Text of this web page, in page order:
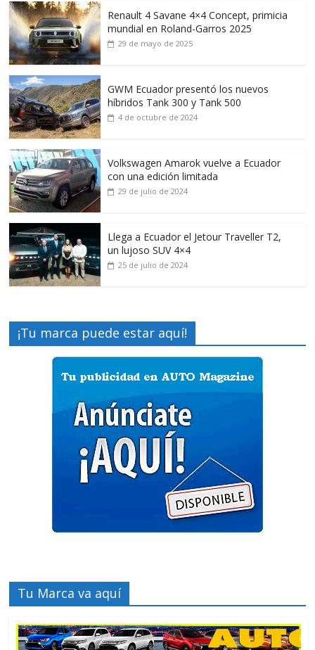
Renault 4 Savane 4×4 Concept, primicia
mundial en Roland-Garros 2025
29 de mayo de 2025
GWM Ecuador presentó los nuevos
híbridos Tank 300 y Tank 500
4 de octubre de 2024
Volkswagen Amarok vuelve a Ecuador
con una edición limitada
29 de julio de 2024
Llega a Ecuador el Jetour Traveller T2,
un lujoso SUV 4×4
25 de julio de 2024
¡Tu marca puede estar aquí!
Tu Marca va aquí